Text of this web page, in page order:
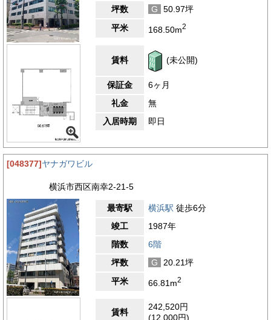
坪数 G
50.97坪
平米
168.50m2
賃料 (未公開)
保証金
6ヶ月
礼金
無
入居時期
即日
[048377]ヤナガワビル
横浜市西区南幸2-21-5
最寄駅 横浜駅 徒歩6分
竣工
1987年
階数
6階
坪数
G
20.21坪
平米
66.81m2
賃料
242,520円
(12,000円)